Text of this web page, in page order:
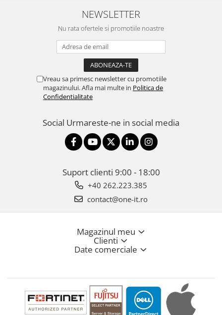
NEWSLETTER
Nu rata ofertele si promotiile noastre
Vreau sa primesc newsletter cu promotiile
magazinului. Afla mai multe in Politica de
Confidentialitate
Social Urmareste-ne in social media
Suport clienti 9:00 - 18:00
+40 262.223.385
contact@one-it.ro
Magazinul meu
Clienti
Date comerciale